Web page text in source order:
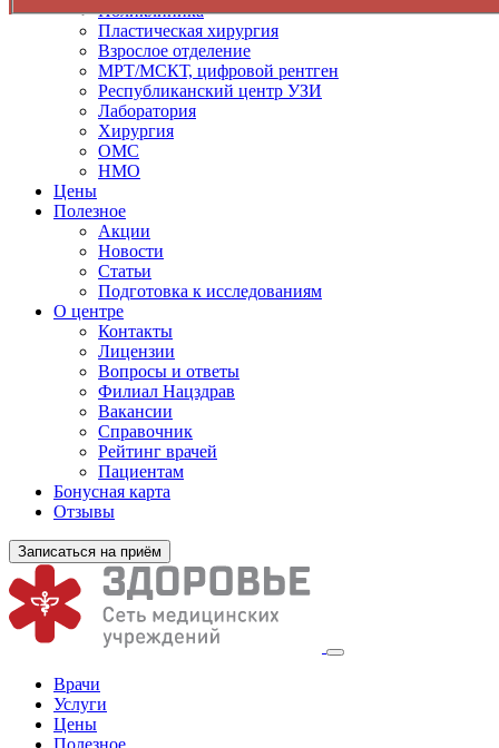
Поликлиника
Пластическая хирургия
Взрослое отделение
МРТ/МСКТ, цифровой рентген
Республиканский центр УЗИ
Лаборатория
Хирургия
ОМС
НМО
Цены
Полезное
Акции
Новости
Статьи
Подготовка к исследованиям
О центре
Контакты
Лицензии
Вопросы и ответы
Филиал Нацздрав
Вакансии
Справочник
Рейтинг врачей
Пациентам
Бонусная карта
Отзывы
Записаться на приём
Врачи
Услуги
Цены
Полезное